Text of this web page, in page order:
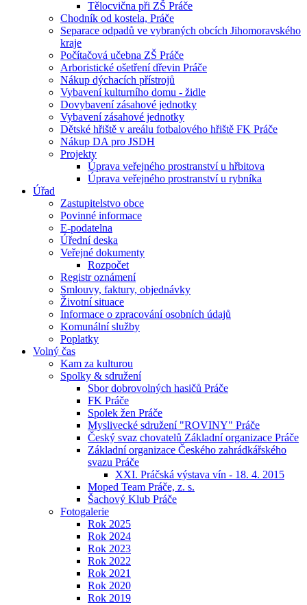
Tělocvična při ZŠ Práče
Chodník od kostela, Práče
Separace odpadů ve vybraných obcích Jihomoravského
kraje
Počítačová učebna ZŠ Práče
Arboristické ošetření dřevin Práče
Nákup dýchacích přístrojů
Vybavení kulturního domu - židle
Dovybavení zásahové jednotky
Vybavení zásahové jednotky
Dětské hřiště v areálu fotbalového hřiště FK Práče
Nákup DA pro JSDH
Projekty
Úprava veřejného prostranství u hřbitova
Úprava veřejného prostranství u rybníka
Úřad
Zastupitelstvo obce
Povinné informace
E-podatelna
Úřední deska
Veřejné dokumenty
Rozpočet
Registr oznámení
Smlouvy, faktury, objednávky
Životní situace
Informace o zpracování osobních údajů
Komunální služby
Poplatky
Volný čas
Kam za kulturou
Spolky & sdružení
Sbor dobrovolných hasičů Práče
FK Práče
Spolek žen Práče
Myslivecké sdružení "ROVINY" Práče
Český svaz chovatelů Základní organizace Práče
Základní organizace Českého zahrádkářského
svazu Práče
XXI. Práčská výstava vín - 18. 4. 2015
Moped Team Práče, z. s.
Šachový Klub Práče
Fotogalerie
Rok 2025
Rok 2024
Rok 2023
Rok 2022
Rok 2021
Rok 2020
Rok 2019